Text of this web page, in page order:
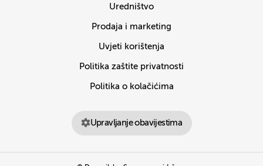
Uredništvo
Prodaja i marketing
Uvjeti korištenja
Politika zaštite privatnosti
Politika o kolačićima
Upravljanje obavijestima